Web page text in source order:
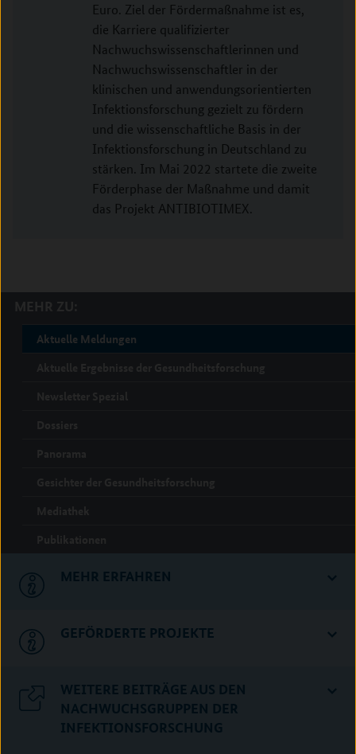
Euro. Ziel der Fördermaßnahme ist es,
die Karriere qualifizierter
Nachwuchswissenschaftlerinnen und
Nachwuchswissenschaftler in der
klinischen und anwendungsorientierten
Infektionsforschung gezielt zu fördern
und die wissenschaftliche Basis in der
Infektionsforschung in Deutschland zu
stärken. Im Mai 2022 startete die zweite
Förderphase der Maßnahme und damit
das Projekt ANTIBIOTIMEX.
Aktuelle Meldungen
MEHR ERFAHREN
GEFÖRDERTE PROJEKTE
WEITERE BEITRÄGE AUS DEN
NACHWUCHSGRUPPEN DER
INFEKTIONSFORSCHUNG